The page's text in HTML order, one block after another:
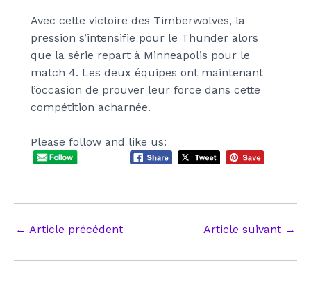
Avec cette victoire des Timberwolves, la
pression s’intensifie pour le Thunder alors
que la série repart à Minneapolis pour le
match 4. Les deux équipes ont maintenant
l’occasion de prouver leur force dans cette
compétition acharnée.
Please follow and like us:
Navigation
articles
← Article précédent Article suivant →